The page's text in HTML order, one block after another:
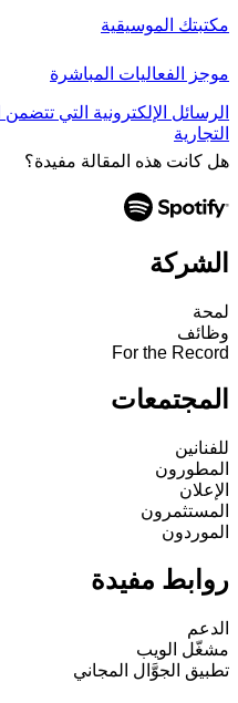
مكتبتك الموسيقية
موجز الفعاليات المباشرة
الرسائل الإلكترونية التي
التجارية
هل كانت هذه المقالة مفيدة؟
الشركة
لمحة
وظائف
For the Record
المجتمعات
للفنانين
المطورون
الإعلان
المستثمرون
الموردون
روابط مفيدة
الدعم
مشغّل الويب
تطبيق الجوَّال المجاني